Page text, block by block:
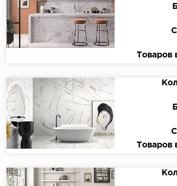
Товаров
Товаров